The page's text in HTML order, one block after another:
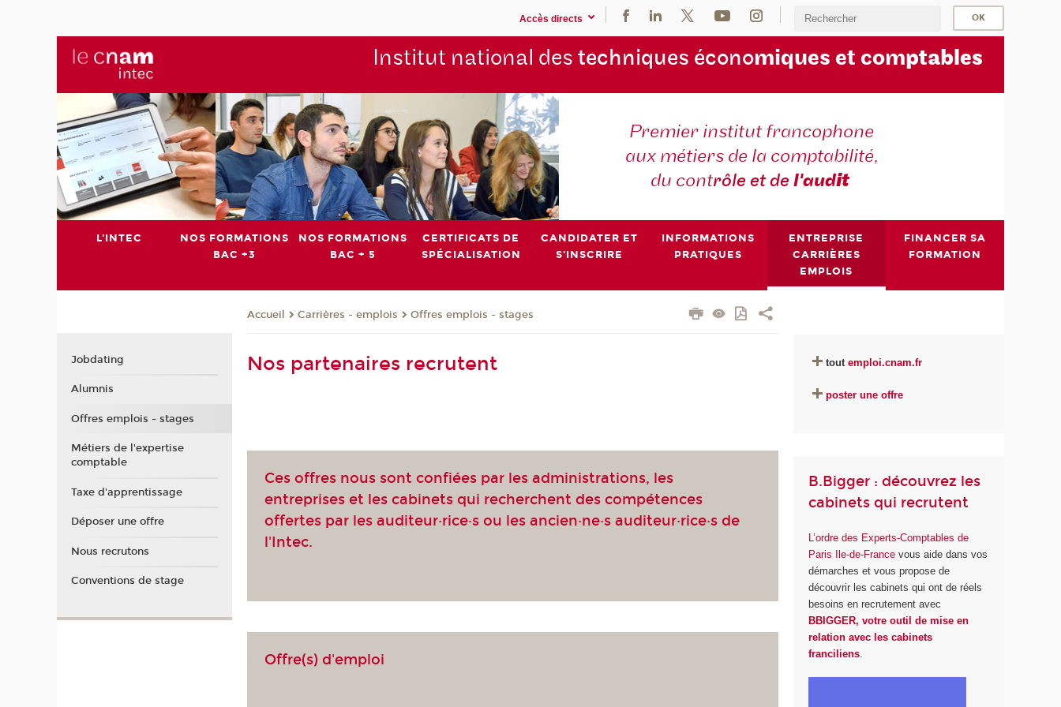
Accès directs
Institut national des techniques économiques et comptables
Premier institut francophone
aux métiers de la comptabilité,
du contrôle et del'audit
L'INTEC
NOS FORMATIONS
BAC +3
NOS FORMATIONS
BAC + 5
CERTIFICATS DE
SPÉCIALISATION
CANDIDATER ET
S'INSCRIRE
INFORMATIONS
PRATIQUES
ENTREPRISE
CARRIÈRES
EMPLOIS
FINANCER SA
FORMATION
Accueil Carrières - emplois Offres emplois - stages
Nos partenaires recrutent
Ces offres nous sont confiées par les administrations, les
entreprises et les cabinets qui recherchent des compétences
offertes par les auditeur·rice·s ou les ancien·ne·s auditeur·rice·s de
l'Intec.
Offre(s) d'emploi
toutemploi.cnam.fr
poster une offre
B.Bigger : découvrez les
cabinets qui recrutent
L’ordre des Experts-Comptables de
Paris Ile-de-France vous aide dans vos
démarches et vous propose de
découvrir les cabinets qui ont de réels
besoins en recrutement avec
BBIGGER, votre outil de mise en
relation avec les cabinets
franciliens
Jobdating
Alumnis
Offres emplois - stages
Métiers de l'expertise
comptable
Taxe d'apprentissage
Déposer une offre
Nous recrutons
Conventions de stage